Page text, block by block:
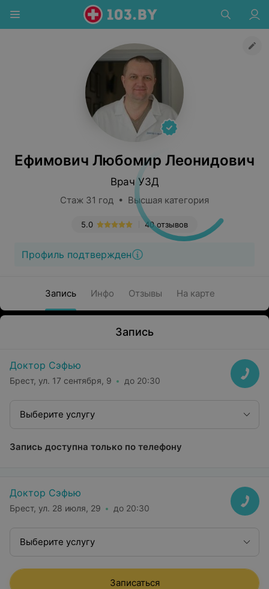
Ефимович Любомир Леонидович
Врач УЗД
Стаж 31 год • Высшая категория
40 отзывов
5.0
Профиль подтвержден
Запись Инфо Отзывы На карте
Запись
Доктор Сэфью
Брест, ул. 17 сентября, 9 до 20:30
Выберите услугу
Запись доступна только по телефону
Доктор Сэфью
Брест, ул. 28 июля, 29 до 20:30
Выберите услугу
Записаться